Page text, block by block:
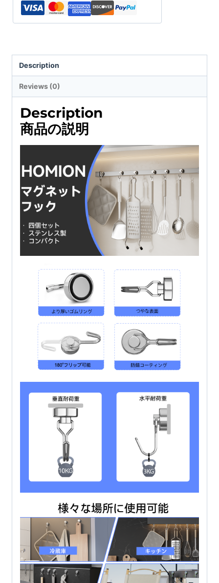
ト】
ッ
ト
ッ
ク
石
付
き
錆
び
な
ス
テ
ン
レ
ス
製
垂
平
3kg
直
径
Description
Reviews (0)
Description
商品の説明